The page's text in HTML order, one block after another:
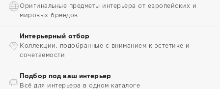
Оригинальные предметы интерьера от европейских и
мировых брендов
Интерьерный отбор
Коллекции, подобранные с вниманием к эстетике и
сочетаемости
Подбор под ваш интерьер
Всё для интерьера в одном каталоге